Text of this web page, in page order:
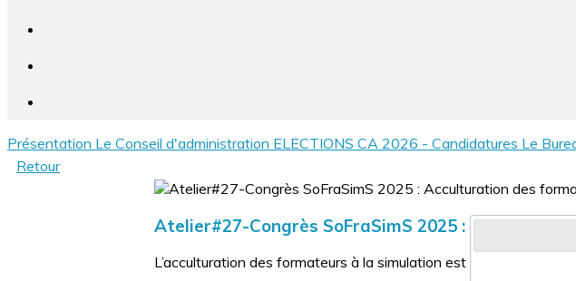
Présentation Le Conseil d'administration ELECTIONS CA 2026 - Candidatures Le
Retour
Atelier#27-Congrès SoFraSimS 2025 :
L’acculturation des formateurs à la simulation est un enjeu clé